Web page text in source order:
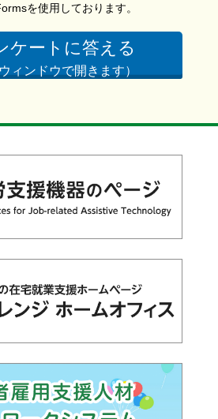
を使用しております。
ケートに答える
ウィンドウで開きます）